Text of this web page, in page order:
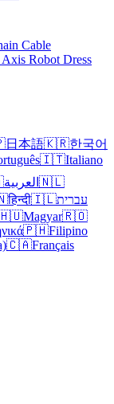
Cable
Axis Robot Dress
日本語🇰🇷한국어
🇮🇹Italiano
العربية 🇳🇱
हिन्दी🇮🇱עברית
Magyar🇷🇴
🇵🇭Filipino
🇨🇦Français